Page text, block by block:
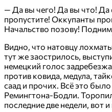
— Да вы чего! Да вы что! Да
пропустите! Оккупанты
Начальство позову!
Видно, что натовцу
тут же заострилось,
немецкий голос
против ковида, медула,
саад и прочих. Всё это
Ремингтона-Бодли.
последние две недели, вот